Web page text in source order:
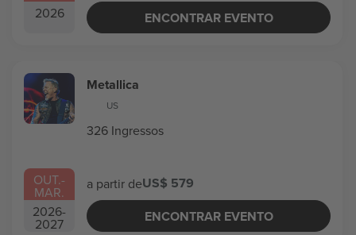
2026
ENCONTRAR EVENTO
OUT.-
MAR.
2026-
2027
Metallica
US
326 Ingressos
a partir deUS$ 579
ENCONTRAR EVENTO